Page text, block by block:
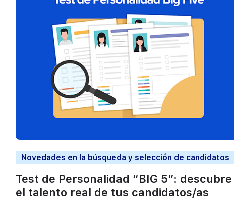
Novedades en la búsqueda y selección de candidatos
Test de Personalidad “BIG 5”: descubre
el talento real de tus candidatos/as